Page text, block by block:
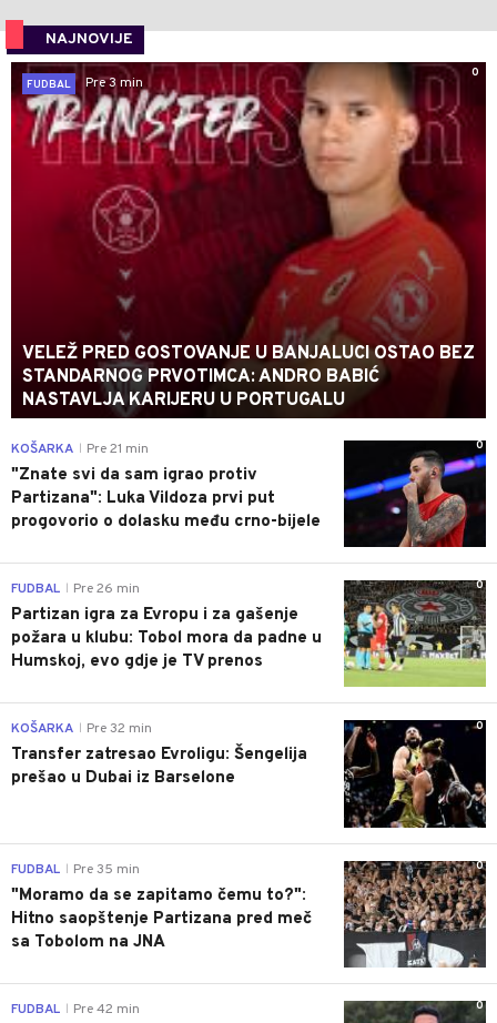
NAJNOVIJE
0
FUDBAL
Pre 3 min
VELEŽ PRED GOSTOVANJE U BANJALUCI OSTAO BEZ
STANDARNOG PRVOTIMCA: ANDRO BABIĆ
NASTAVLJA KARIJERU U PORTUGALU
0
KOŠARKA Pre 21 min
"Znate svi da sam igrao protiv
Partizana": Luka Vildoza prvi put
progovorio o dolasku među crno-bijele
0
FUDBAL Pre 26 min
Partizan igra za Evropu i za gašenje
požara u klubu: Tobol mora da padne u
Humskoj, evo gdje je TV prenos
0
KOŠARKA Pre 32 min
Transfer zatresao Evroligu: Šengelija
prešao u Dubai iz Barselone
0
FUDBAL Pre 35 min
"Moramo da se zapitamo čemu to?":
Hitno saopštenje Partizana pred meč
sa Tobolom na JNA
0
FUDBAL Pre 42 min